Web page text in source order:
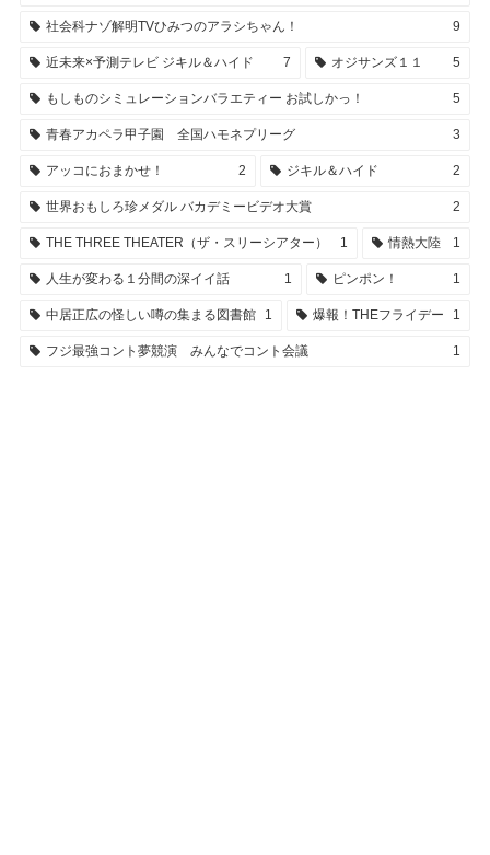
社会科ナゾ解明TVひみつのアラシちゃん！ 9
近未来×予測テレビ ジキル＆ハイド 7 オジサンズ１１ 5
もしものシミュレーションバラエティー お試しかっ！ 5
青春アカペラ甲子園 全国ハモネプリーグ 3
アッコにおまかせ！ 2 ジキル＆ハイド 2
世界おもしろ珍メダル バカデミービデオ大賞 2
THE THREE THEATER（ザ・スリーシアター） 1 情熱大陸 1
人生が変わる１分間の深イイ話 1 ピンポン！ 1
中居正広の怪しい噂の集まる図書館 1 爆報！THEフライデー 1
フジ最強コント夢競演 みんなでコント会議 1